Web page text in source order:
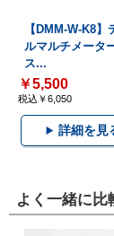
【DMM-W-K8】
ルマルチメータ
ス...
￥5,500
税込￥6,050
詳細を見
よく一緒に比